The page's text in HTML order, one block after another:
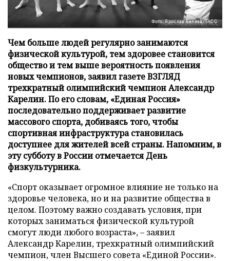
Фото: Ярослав Беляев/ТАСС
Чем больше людей регулярно занимаются
физической культурой, тем здоровее становится
общество и тем выше вероятность появления
новых чемпионов, заявил газете ВЗГЛЯД
трехкратный олимпийский чемпион Александр
Карелин. По его словам, «Единая Россия»
последовательно поддерживает развитие
массового спорта, добиваясь того, чтобы
спортивная инфраструктура становилась
доступнее для жителей всей страны. Напомним, в
эту субботу в России отмечается День
физкультурника.
«Спорт оказывает огромное влияние не только на
здоровье человека, но и на развитие общества в
целом. Поэтому важно создавать условия, при
которых заниматься физической культурой
смогут люди любого возраста», – заявил
Александр Карелин, трехкратный олимпийский
чемпион, член Высшего совета «Единой России».